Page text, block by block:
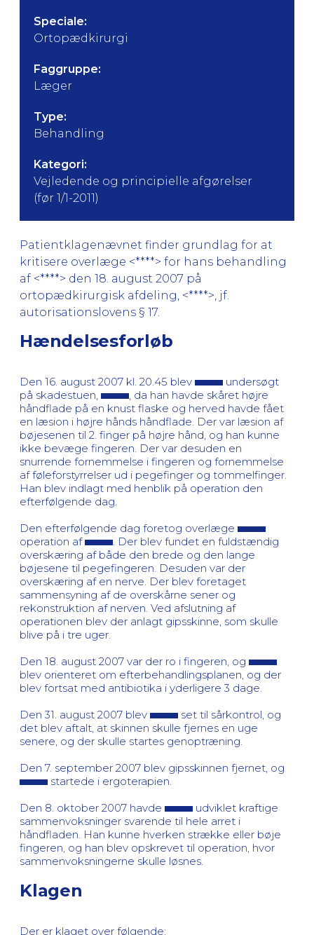
Speciale:
Ortopædkirurgi
Faggruppe:
Læger
Type:
Behandling
Kategori:
Vejledende og principielle afgørelser
(før 1/1-2011)
Patientklagenævnet finder grundlag for at
kritisere overlæge <****> for hans behandling
af <****> den 18. august 2007 på
ortopædkirurgisk afdeling, <****>, jf.
autorisationslovens § 17.
Hændelsesforløb
Den 16. august 2007 kl. 20.45 blev
undersøgt
på skadestuen,
, da han havde skåret højre
håndflade på en knust flaske og herved havde fået
en læsion i højre hånds håndflade. Der var læsion af
bøjesenen til 2. finger på højre hånd, og han kunne
ikke bevæge fingeren. Der var desuden en
snurrende fornemmelse i fingeren og fornemmelse
af føleforstyrrelser ud i pegefinger og tommelfinger.
Han blev indlagt med henblik på operation den
efterfølgende dag.
Den efterfølgende dag foretog overlæge
operation af
. Der blev fundet en fuldstændig
overskæring af både den brede og den lange
bøjesene til pegefingeren. Desuden var der
overskæring af en nerve. Der blev foretaget
sammensyning af de overskårne sener og
rekonstruktion af nerven. Ved afslutning af
operationen blev der anlagt gipsskinne, som skulle
blive på i tre uger.
Den 18. august 2007 var der ro i fingeren, og
blev orienteret om efterbehandlingsplanen, og der
blev fortsat med antibiotika i yderligere 3 dage.
Den 31. august 2007 blev
set til sårkontrol, og
det blev aftalt, at skinnen skulle fjernes en uge
senere, og der skulle startes genoptræning.
Den 7. september 2007 blev gipsskinnen fjernet, og
startede i ergoterapien.
Den 8. oktober 2007 havde
udviklet kraftige
sammenvoksninger svarende til hele arret i
håndfladen. Han kunne hverken strække eller bøje
fingeren, og han blev opskrevet til operation, hvor
sammenvoksningerne skulle løsnes.
Klagen
Der er klaget over følgende: